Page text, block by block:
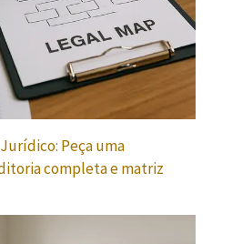
Peça uma
completa e matriz